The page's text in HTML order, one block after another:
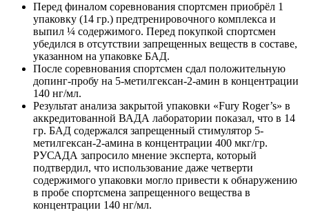
Перед финалом соревнования спортсмен приобрёл 1
упаковку (14 гр.) предтренировочного комплекса и
выпил ¼ содержимого. Перед покупкой спортсмен
убедился в отсутствии запрещенных веществ в составе,
указанном на упаковке БАД.
После соревнования спортсмен сдал положительную
допинг-пробу на 5-метилгексан-2-амин в концентрации
140 нг/мл.
Результат анализа закрытой упаковки «Fury Roger’s» в
аккредитованной ВАДА лаборатории показал, что в 14
гр. БАД содержался запрещенный стимулятор 5-
метилгексан-2-амина в концентрации 400 мкг/гр.
РУСАДА запросило мнение эксперта, который
подтвердил, что использование даже четверти
содержимого упаковки могло привести к обнаружению
в пробе спортсмена запрещенного вещества в
концентрации 140 нг/мл.